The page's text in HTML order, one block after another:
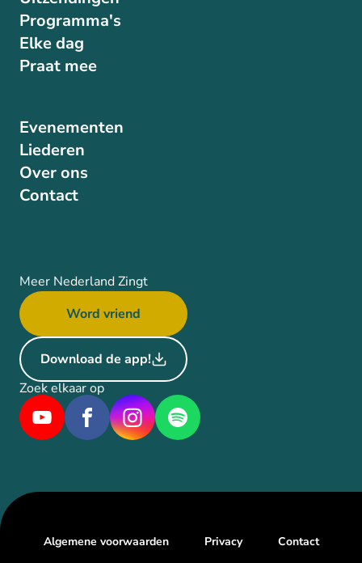
Programma's
Elke dag
Praat mee
Evenementen
Liederen
Over ons
Contact
Meer Nederland Zingt
Word vriend
Download de app!
Zoek elkaar op
Algemene voorwaarden Privacy Contact